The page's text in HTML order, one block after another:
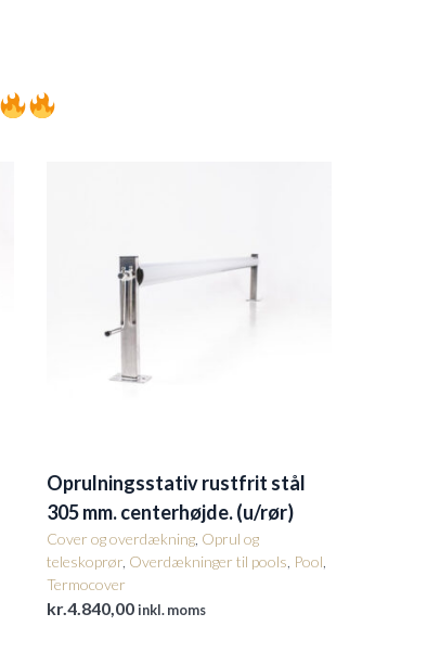
Oprulningsstativ rustfrit stål
305 mm. centerhøjde. (u/rør)
Cover og overdækning Oprul og
teleskoprør Overdækninger til pools Pool
Termocover
kr.4.840,00inkl. moms